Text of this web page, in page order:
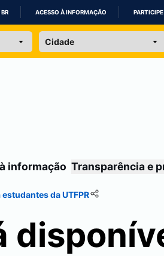
ACESSO À INFORMAÇÃO PARTICIPE
informação Transparência e
da UTFPR